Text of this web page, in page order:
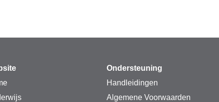
Ondersteuning
Handleidingen
Algemene Voorwaarden